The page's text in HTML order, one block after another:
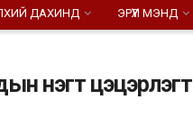
ДАХИНД ЭРҮҮЛ МЭНД
нэгт цэцэрлэгт